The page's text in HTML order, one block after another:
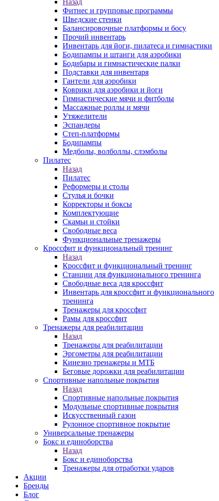
Назад
Фитнес и групповые программы
Шведские стенки
Балансировочные платформы и босу
Прочий инвентарь
Инвентарь для йоги, пилатеса и гимнастики
Бодипампы и штанги для аэробики
Бодибары и гимнастические палки
Подставки для инвентаря
Гантели для аэробики
Коврики для аэробики и йоги
Гимнастические мячи и фитболы
Массажные роллы и мячи
Утяжелители
Эспандеры
Степ-платформы
Бодипампы
Медболы, волболлы, слэмболы
Пилатес
Назад
Пилатес
Реформеры и столы
Стулья и бочки
Корректоры и боксы
Комплектующие
Скамьи и стойки
Свободные веса
Функциональные тренажеры
Кроссфит и функциональный тренинг
Назад
Кроссфит и функциональный тренинг
Станции для функционального тренинга
Свободные веса для кроссфит
Инвентарь для кроссфит и функционального
тренинга
Тренажеры для кроссфит
Рамы для кроссфит
Тренажеры для реабилитации
Назад
Тренажеры для реабилитации
Эргометры для реабилитации
Кинезио тренажеры и МТБ
Беговые дорожки для реабилитации
Спортивные напольные покрытия
Назад
Спортивные напольные покрытия
Модульные спортивные покрытия
Искусственный газон
Рулонное спортивное покрытие
Универсальные тренажеры
Бокс и единоборства
Назад
Бокс и единоборства
Тренажеры для отработки ударов
Акции
Бренды
Блог